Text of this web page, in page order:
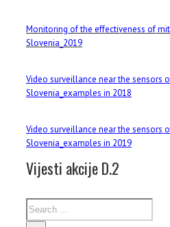
Monitoring of the effectiveness of
Slovenia_2019
Video surveillance near the sensors
Slovenia_examples in 2018
Video surveillance near the sensors
Slovenia_examples in 2019
Vijesti akcije D.2